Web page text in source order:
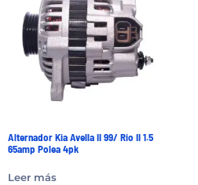
Alternador Kia Avella II 99/ Rio II 1.5
65amp Polea 4pk
Leer más